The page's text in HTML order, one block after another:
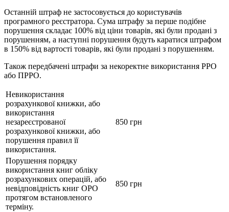
Останній штраф не застосовується до користувачів
програмного реєстратора. Сума штрафу за перше подібне
порушення складає 100% від ціни товарів, які були продані з
порушенням, а наступні порушення будуть каратися штрафом
в 150% від вартості товарів, які були продані з порушенням.
Також передбачені штрафи за некоректне використання РРО
або ПРРО.
Невикористання
розрахункової книжки, або
використання
незареєстрованої
розрахункової книжки, або
порушення правил її
використання.
850 грн
Порушення порядку
використання книг обліку
розрахункових операцій, або
невідповідність книг ОРО
протягом встановленого
терміну.
850 грн